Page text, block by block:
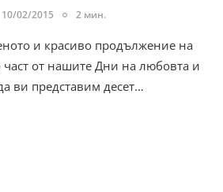
10/02/2015 2 мин.
и красиво продължение на
част от нашите Дни на любовта и
ви представим десет…